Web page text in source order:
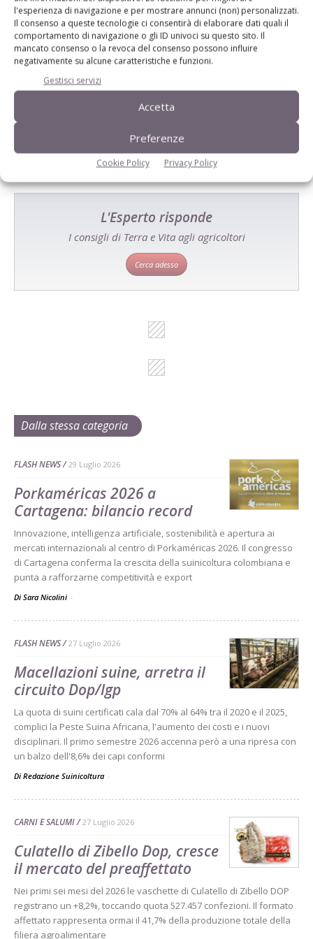
l'esperienza di navigazione e per mostrare annunci (non) personalizzati.
Il consenso a queste tecnologie ci consentirà di elaborare dati quali il
comportamento di navigazione o gli ID univoci su questo sito. Il
mancato consenso o la revoca del consenso possono influire
negativamente su alcune caratteristiche e funzioni.
Gestisci servizi
Accetta
Preferenze
Cookie Policy Privacy Policy
Catalogo Aziende e Prodotti
Un modo semplice per cercare un'azienda o un
prodotto!
Cerca adesso
L'Esperto risponde
I consigli di Terra e Vita agli agricoltori
Cerca adesso
Dalla stessa categoria
FLASH NEWS 29 Luglio 2026
Porkaméricas 2026 a
Cartagena: bilancio record
Innovazione, intelligenza artificiale, sostenibilità e apertura ai
mercati internazionali al centro di Porkaméricas 2026. Il congresso
di Cartagena conferma la crescita della suinicoltura colombiana e
punta a rafforzarne competitività e export
Di Sara Nicolini -
FLASH NEWS 27 Luglio 2026
Macellazioni suine, arretra il
circuito Dop/Igp
La quota di suini certificati cala dal 70% al 64% tra il 2020 e il 2025,
complici la Peste Suina Africana, l'aumento dei costi e i nuovi
disciplinari. Il primo semestre 2026 accenna però a una ripresa con
un balzo dell'8,6% dei capi conformi
Di Redazione Suinicoltura -
CARNI E SALUMI 27 Luglio 2026
Culatello di Zibello Dop, cresce
il mercato del preaffettato
Nei primi sei mesi del 2026 le vaschette di Culatello di Zibello DOP
registrano un +8,2%, toccando quota 527.457 confezioni. Il formato
affettato rappresenta ormai il 41,7% della produzione totale della
filiera agroalimentare